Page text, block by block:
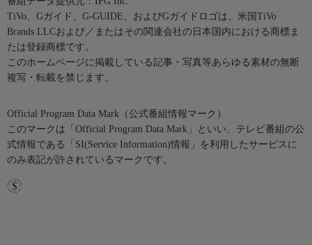
TiVo、Gガイド、G-GUIDE、およびGガイドロゴは、米国TiVo
Brands LLCおよび／またはその関連会社の日本国内における商標ま
たは登録商標です。
このホームページに掲載している記事・写真等あらゆる素材の無断
複写・転載を禁じます。
Official Program Data Mark（公式番組情報マーク）
このマークは「Official Program Data Mark」といい、テレビ番組の公
式情報である「SI(Service Information)情報」を利用したサービスに
のみ表記が許されているマークです。